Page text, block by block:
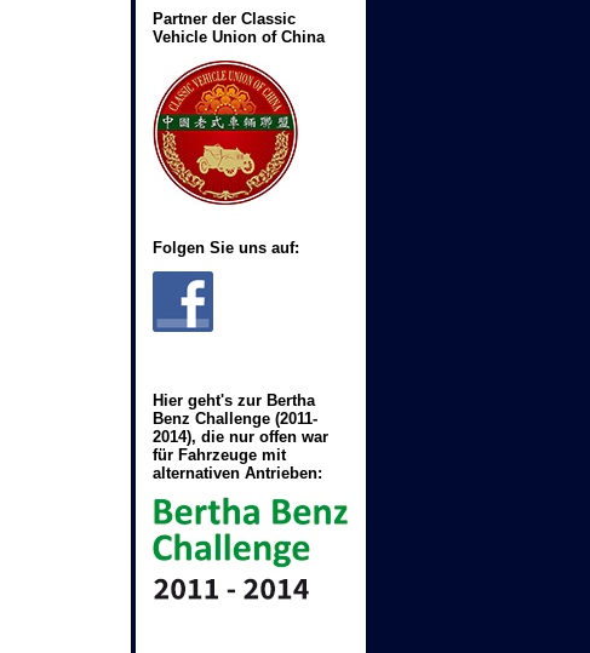
Partner der Classic
Vehicle Union of China
Folgen Sie uns auf:
Hier geht's zur Bertha
Benz Challenge (2011-
2014), die nur offen war
für Fahrzeuge mit
alternativen Antrieben: